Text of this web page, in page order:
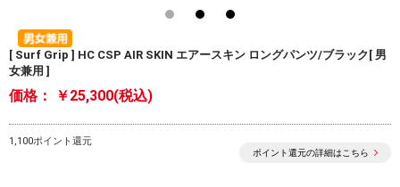
[ Surf Grip ] HC CSP AIR SKIN エアースキン ロングパンツ/ブラック[ 男
女兼用 ]
価格： ￥25,300(税込)
1,100ポイント還元
ポイント還元の詳細はこちら